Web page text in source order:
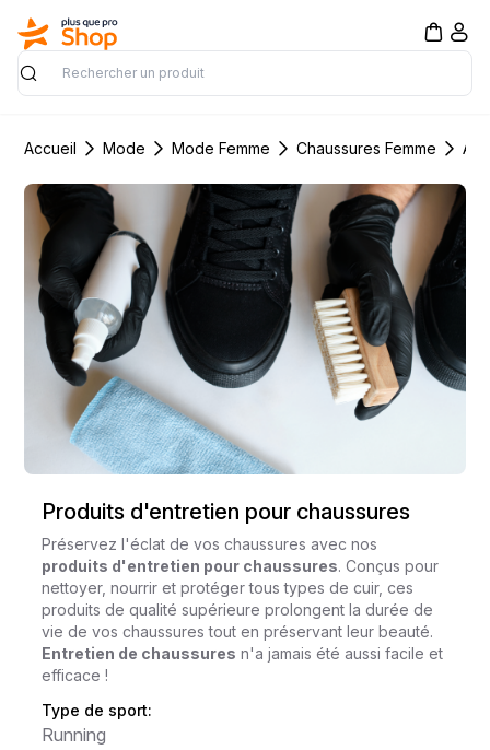
Rechercher
Accueil Mode Mode Femme Chaussures Femme
Produits d'entretien pour chaussures
Préservez l'éclat de vos chaussures avec nos
produits d'entretien pour chaussures. Conçus pour
nettoyer, nourrir et protéger tous types de cuir, ces
produits de qualité supérieure prolongent la durée de
vie de vos chaussures tout en préservant leur beauté.
Entretien de chaussures n'a jamais été aussi facile et
efficace !
Type de sport:
Running